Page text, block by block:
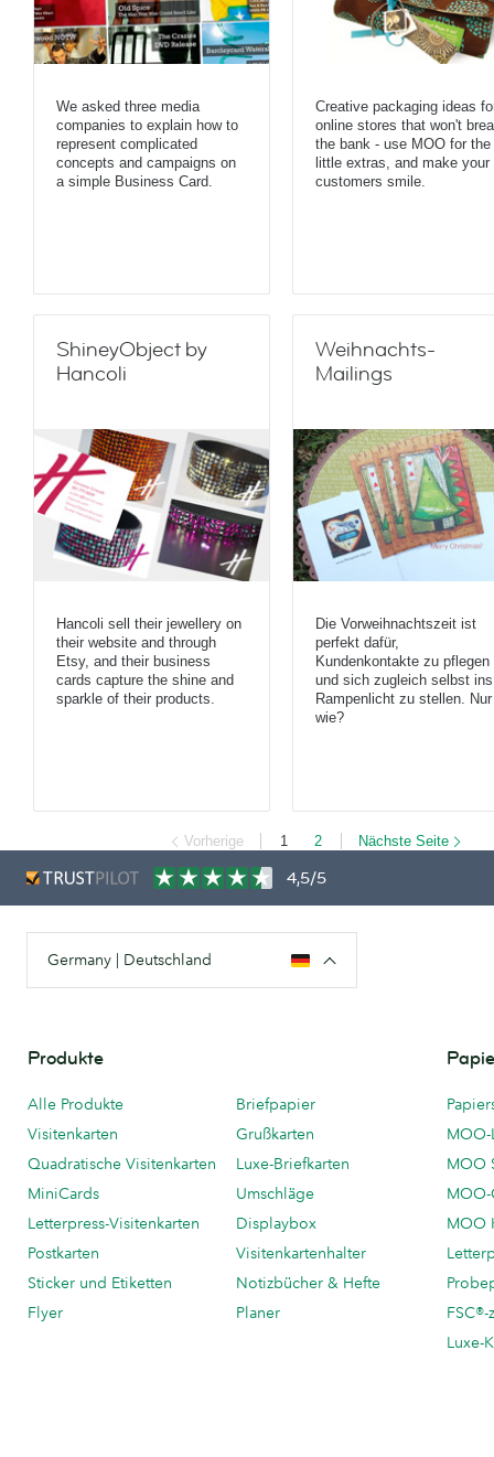
We asked three media
companies to explain how to
represent complicated
concepts and campaigns on
a simple Business Card.
Creative packaging ideas
online stores that won't
the bank - use MOO for the
little extras, and make your
customers smile.
ShineyObject by
Hancoli
Hancoli sell their jewellery on
their website and through
Etsy, and their business
cards capture the shine and
sparkle of their products.
Weihnachts-
Mailings
Die Vorweihnachtszeit ist
perfekt dafür,
Kundenkontakte zu pflegen
und sich zugleich selbst ins
Rampenlicht zu stellen. Nur
wie?
Vorherige 1 2 Nächste Seite
4,5/5
Germany | Deutschland
Produkte
Alle Produkte
Visitenkarten
Quadratische Visitenkarten
MiniCards
Letterpress-Visitenkarten
Postkarten
Sticker und Etiketten
Flyer
Briefpapier
Grußkarten
Luxe-Briefkarten
Umschläge
Displaybox
Visitenkartenhalter
Notizbücher & Hefte
Planer
MOO-
MOO
MOO
Luxe-